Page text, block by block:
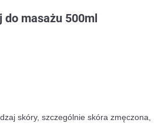
do masażu 500ml
skóry, szczególnie skóra zmęczona,